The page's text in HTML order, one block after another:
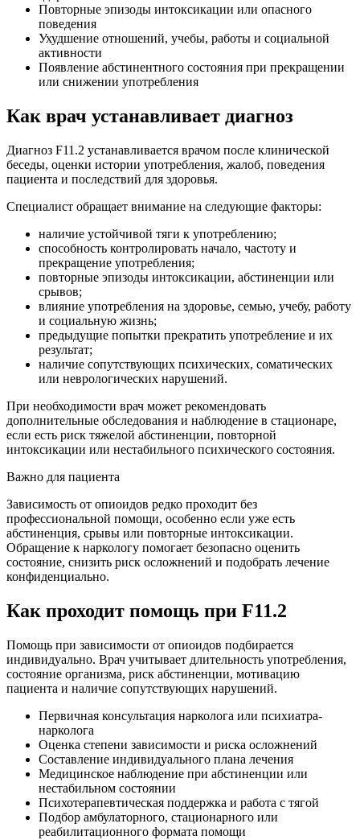
Повторные эпизоды интоксикации или опасного
поведения
Ухудшение отношений, учебы, работы и социальной
активности
Появление абстинентного состояния при прекращении
или снижении употребления
Как врач устанавливает диагноз
Диагноз F11.2 устанавливается врачом после клинической
беседы, оценки истории употребления, жалоб, поведения
пациента и последствий для здоровья.
Специалист обращает внимание на следующие факторы:
наличие устойчивой тяги к употреблению;
способность контролировать начало, частоту и
прекращение употребления;
повторные эпизоды интоксикации, абстиненции или
срывов;
влияние употребления на здоровье, семью, учебу, работу
и социальную жизнь;
предыдущие попытки прекратить употребление и их
результат;
наличие сопутствующих психических, соматических
или неврологических нарушений.
При необходимости врач может рекомендовать
дополнительные обследования и наблюдение в стационаре,
если есть риск тяжелой абстиненции, повторной
интоксикации или нестабильного психического состояния.
Важно для пациента
Зависимость от опиоидов редко проходит без
профессиональной помощи, особенно если уже есть
абстиненция, срывы или повторные интоксикации.
Обращение к наркологу помогает безопасно оценить
состояние, снизить риск осложнений и подобрать лечение
конфиденциально.
Как проходит помощь при F11.2
Помощь при зависимости от опиоидов подбирается
индивидуально. Врач учитывает длительность употребления,
состояние организма, риск абстиненции, мотивацию
пациента и наличие сопутствующих нарушений.
Первичная консультация нарколога или психиатра-
нарколога
Оценка степени зависимости и риска осложнений
Составление индивидуального плана лечения
Медицинское наблюдение при абстиненции или
нестабильном состоянии
Психотерапевтическая поддержка и работа с тягой
Подбор амбулаторного, стационарного или
реабилитационного формата помощи